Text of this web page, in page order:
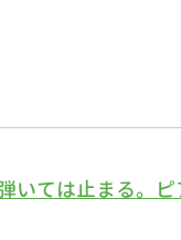
いては止まる。